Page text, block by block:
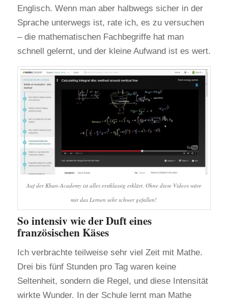
Englisch. Wenn man aber halbwegs sicher in der
Sprache unterwegs ist, rate ich, es zu versuchen
– die mathematischen Fachbegriffe hat man
schnell gelernt, und der kleine Aufwand ist es wert.
Auf der Khan-Academy ist alles erstklassig erklärt. Ohne diese Videos wäre
mir das Lernen sehr schwer gefallen!
So intensiv wie der Duft eines
französischen Käses
Ich verbrachte teilweise sehr viel Zeit mit Mathe.
Drei bis fünf Stunden pro Tag waren keine
Seltenheit, sondern die Regel, und diese Intensität
wirkte Wunder. In der Schule lernt man Mathe